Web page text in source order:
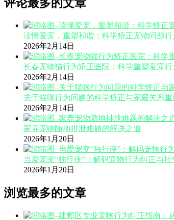
评论最多的文章
读懂爱宠，重塑和谐：科学矫正宠物问题
2026年2月14日
长春宠物猫行为矫正医院：科学重塑爱宠
2026年2月14日
关于猫咪行为问题的科学矫正与家庭关系
2026年2月14日
家养宠物随地排泄难题的解决之道
2026年1月20日
当爱宠变“独行侠”：解码宠物行为纠正与
2026年1月20日
浏览最多的文章